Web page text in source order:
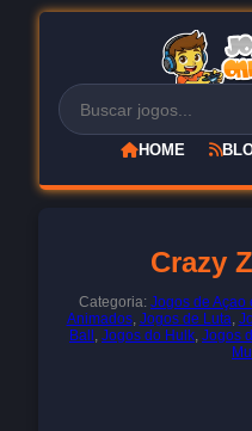
HOME
Crazy
Categoria: Jogos de Açao
Animados, Jogos de Luta
Ball Jogos do Hulk Jogos